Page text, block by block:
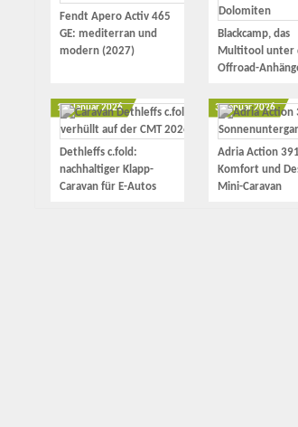
Fendt Apero Activ 465
GE: mediterran und
modern (2027)
Blackcamp, das
Multitool unter
Offroad-
17. Januar 2026
Dethleffs c.fold:
nachhaltiger Klapp-
Caravan für E-Autos
3. Januar 2026
Adria Action
Komfort und
Mini-Caravan